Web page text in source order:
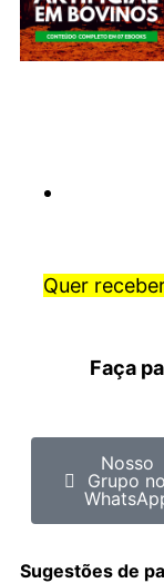
Quer
Faça
Nosso
Grupo no
Sugestões de